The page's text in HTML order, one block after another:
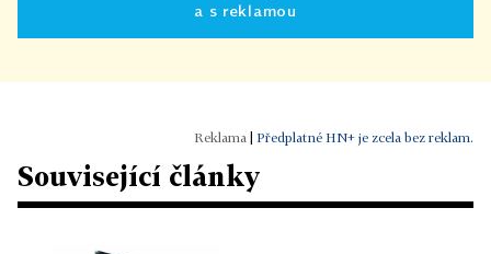
a s reklamou
Předplatné HN+ je zcela bez reklam.
Související články